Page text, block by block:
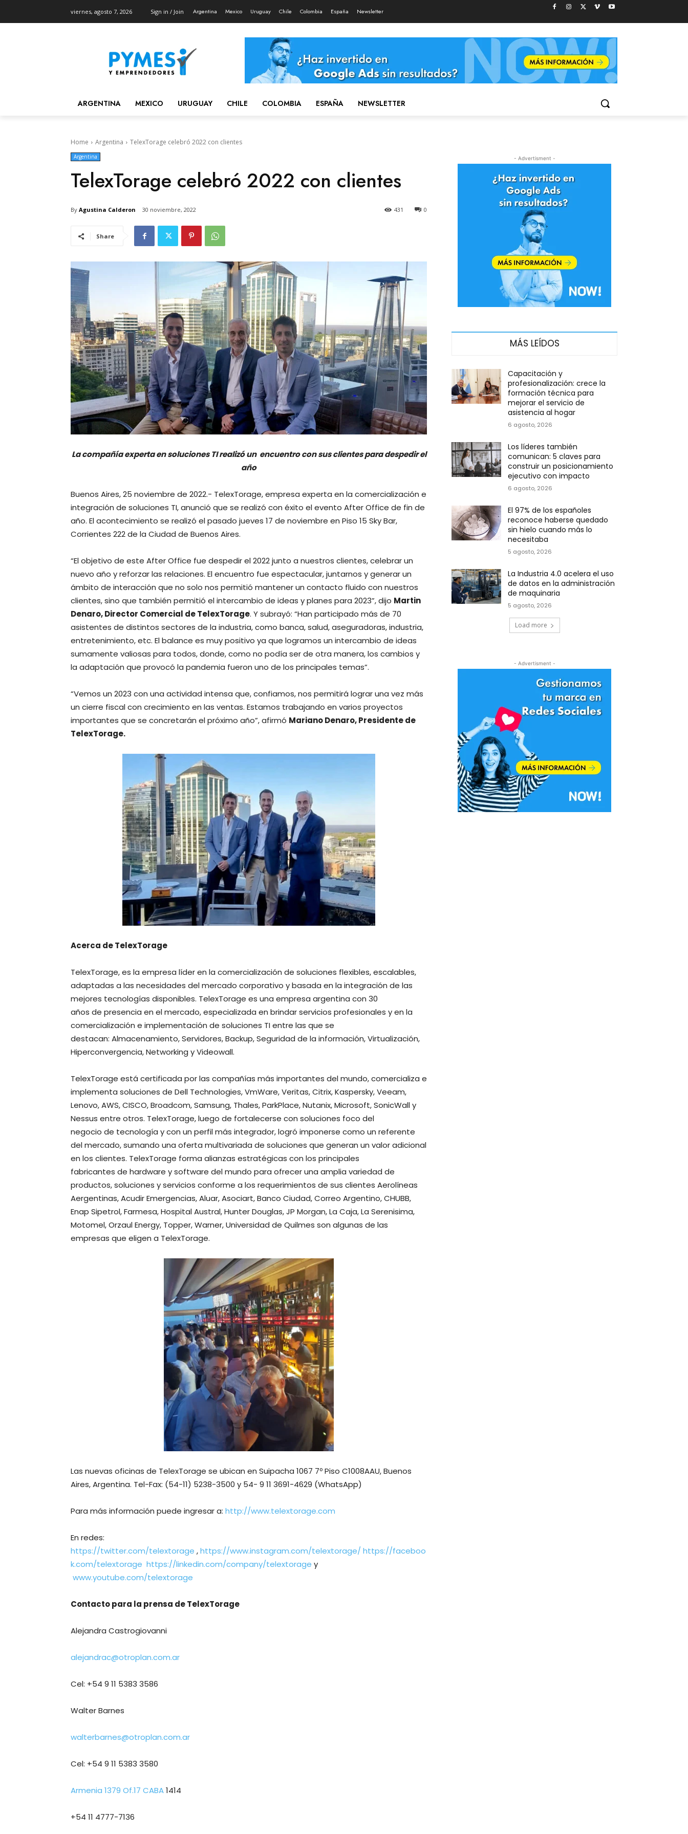
viernes, agosto 7, 2026 Sign in / Join Argentina Mexico Uruguay Chile Colombia España Newsletter
ARGENTINA MEXICO URUGUAY CHILE COLOMBIA ESPAÑA NEWSLETTER
Home Argentina TelexTorage celebró 2022 con clientes
Argentina
TelexTorage celebró 2022 con clientes
By Agustina Calderon 30 noviembre, 2022 0
431
Share
La compañía experta en soluciones TI realizó un encuentro con sus clientes para despedir el
año
Buenos Aires, 25 noviembre de 2022.- TelexTorage, empresa experta en la comercialización e
integración de soluciones TI, anunció que se realizó con éxito el evento After Office de fin de
año. El acontecimiento se realizó el pasado jueves 17 de noviembre en Piso 15 Sky Bar,
Corrientes 222 de la Ciudad de Buenos Aires.
“El objetivo de este After Office fue despedir el 2022 junto a nuestros clientes, celebrar un
nuevo año y reforzar las relaciones. El encuentro fue espectacular, juntarnos y generar un
ámbito de interacción que no solo nos permitió mantener un contacto fluido con nuestros
clientes, sino que también permitió el intercambio de ideas y planes para 2023”, dijo Martin
Denaro, Director Comercial de TelexTorage. Y subrayó: “Han participado más de 70
asistentes de distintos sectores de la industria, como banca, salud, aseguradoras, industria,
entretenimiento, etc. El balance es muy positivo ya que logramos un intercambio de ideas
sumamente valiosas para todos, donde, como no podía ser de otra manera, los cambios y
la adaptación que provocó la pandemia fueron uno de los principales temas”.
“Vemos un 2023 con una actividad intensa que, confiamos, nos permitirá lograr una vez más
un cierre fiscal con crecimiento en las ventas. Estamos trabajando en varios proyectos
importantes que se concretarán el próximo año”, afirmó Mariano Denaro, Presidente de
TelexTorage.
Acerca de TelexTorage
TelexTorage, es la empresa líder en la comercialización de soluciones flexibles, escalables,
adaptadas a las necesidades del mercado corporativo y basada en la integración de las
mejores tecnologías disponibles. TelexTorage es una empresa argentina con 30
años de presencia en el mercado, especializada en brindar servicios profesionales y en la
comercialización e implementación de soluciones TI entre las que se
destacan: Almacenamiento, Servidores, Backup, Seguridad de la información, Virtualización,
Hiperconvergencia, Networking y Videowall.
TelexTorage está certificada por las compañías más importantes del mundo, comercializa e
implementa soluciones de Dell Technologies, VmWare, Veritas, Citrix, Kaspersky, Veeam,
Lenovo, AWS, CISCO, Broadcom, Samsung, Thales, ParkPlace, Nutanix, Microsoft, SonicWall y
Nessus entre otros. TelexTorage, luego de fortalecerse con soluciones foco del
negocio de tecnología y con un perfil más integrador, logró imponerse como un referente
del mercado, sumando una oferta multivariada de soluciones que generan un valor adicional
en los clientes. TelexTorage forma alianzas estratégicas con los principales
fabricantes de hardware y software del mundo para ofrecer una amplia variedad de
productos, soluciones y servicios conforme a los requerimientos de sus clientes Aerolíneas
Aergentinas, Acudir Emergencias, Aluar, Asociart, Banco Ciudad, Correo Argentino, CHUBB,
Enap Sipetrol, Farmesa, Hospital Austral, Hunter Douglas, JP Morgan, La Caja, La Serenisima,
Motomel, Orzaul Energy, Topper, Warner, Universidad de Quilmes son algunas de las
empresas que eligen a TelexTorage.
Las nuevas oficinas de TelexTorage se ubican en Suipacha 1067 7º Piso C1008AAU, Buenos
Aires, Argentina. Tel-Fax: (54-11) 5238-3500 y 54- 9 11 3691-4629 (WhatsApp)
Para más información puede ingresar a: http://www.telextorage.com
En redes:
https://twitter.com/telextorage ,https://www.instagram.com/telextorage/ https://faceboo
k.com/telextorage https://linkedin.com/company/telextorage y
www.youtube.com/telextorage
Contacto para la prensa de TelexTorage
Alejandra Castrogiovanni
alejandrac@otroplan.com.ar
Cel: +54 9 11 5383 3586
Walter Barnes
walterbarnes@otroplan.com.ar
Cel: +54 9 11 5383 3580
Armenia 1379 Of.17 CABA1414
+54 11 4777-7136
- Advertisment -
MÁS LEÍDOS
Capacitación y
profesionalización: crece la
formación técnica para
mejorar el servicio de
asistencia al hogar
6 agosto, 2026
Los líderes también
comunican: 5 claves para
construir un posicionamiento
ejecutivo con impacto
6 agosto, 2026
El 97% de los españoles
reconoce haberse quedado
sin hielo cuando más lo
necesitaba
5 agosto, 2026
La Industria 4.0 acelera el uso
de datos en la administración
de maquinaria
5 agosto, 2026
Load more
- Advertisment -